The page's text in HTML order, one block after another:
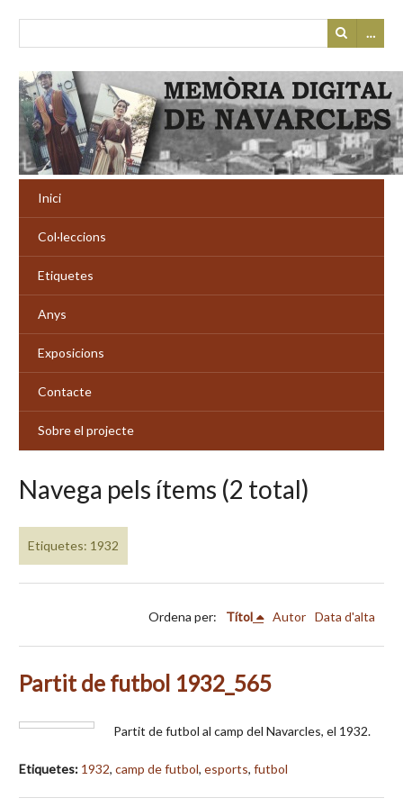
…
Inici
Col·leccions
Etiquetes
Anys
Exposicions
Contacte
Sobre el projecte
Navega pels ítems (2 total)
Etiquetes: 1932
Ordena per: Títol Autor Data d'alta
Partit de futbol 1932_565
Partit de futbol al camp del Navarcles, el 1932.
Etiquetes: 1932, camp de futbol, esports, futbol